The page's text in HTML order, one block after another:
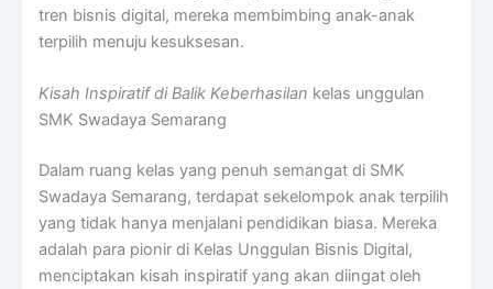
tren bisnis digital, mereka membimbing anak-anak
terpilih menuju kesuksesan.
Kisah Inspiratif di Balik Keberhasilan kelas unggulan
SMK Swadaya Semarang
Dalam ruang kelas yang penuh semangat di SMK
Swadaya Semarang, terdapat sekelompok anak terpilih
yang tidak hanya menjalani pendidikan biasa. Mereka
adalah para pionir di Kelas Unggulan Bisnis Digital,
menciptakan kisah inspiratif yang akan diingat oleh